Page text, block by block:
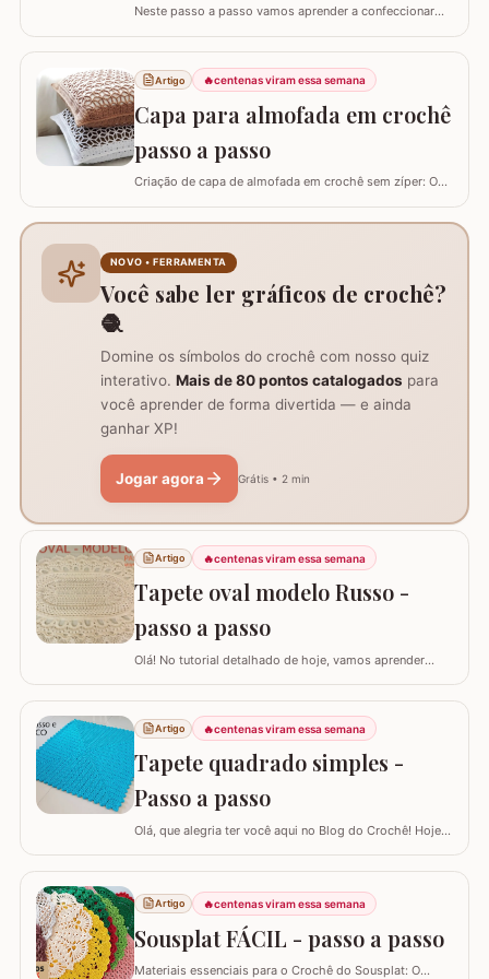
Neste passo a passo vamos aprender a confeccionar
utilizar esta flor sem relevo para que não atrapalhe se
precisar colocar algo em cima. Para este trabalho
utilizei os fios Duna da Círculo S.A. Você pode utilizar os
fios Barroco maxcolor, Barroco…
Artigo 🔥centenas viram essa semana
Capa para almofada em crochê
passo a passo
Criação de capa de almofada em crochê sem zíper: O
prática para lavar e versátil, usando crochê com fio de
Materiais necessários para o projeto: São
imprescindíveis fio de algodão nº6, agulha de…
NOVO • FERRAMENTA
Você sabe ler gráficos de crochê?
🧶
Domine os símbolos do crochê com nosso quiz
interativo. Mais de 80 pontos catalogados para
você aprender de forma divertida — e ainda
ganhar XP!
Jogar agora Grátis • 2 min
Artigo 🔥centenas viram essa semana
Tapete oval modelo Russo -
passo a passo
Olá! No tutorial detalhado de hoje, vamos aprender
RUSSO. Recentemente, postamos aqui no blog a versão
redonda deste modelo, e você pode conferir clicando
AQUI. Este é um trabalho clássico que combina com
vários ambientes e é uma excelente…
Artigo 🔥centenas viram essa semana
Tapete quadrado simples -
Passo a passo
Olá, que alegria ter você aqui no Blog do Crochê! Hoje
juntos o TAPETE QUADRADO SIMPLES. Este é um
modelo clássico, super fácil de executar e muito
versátil, pois permite que você adapte o tamanho
conforme a sua necessidade, garantindo que o…
Artigo 🔥centenas viram essa semana
Sousplat FÁCIL - passo a passo
Materiais essenciais para o Crochê do Sousplat: O